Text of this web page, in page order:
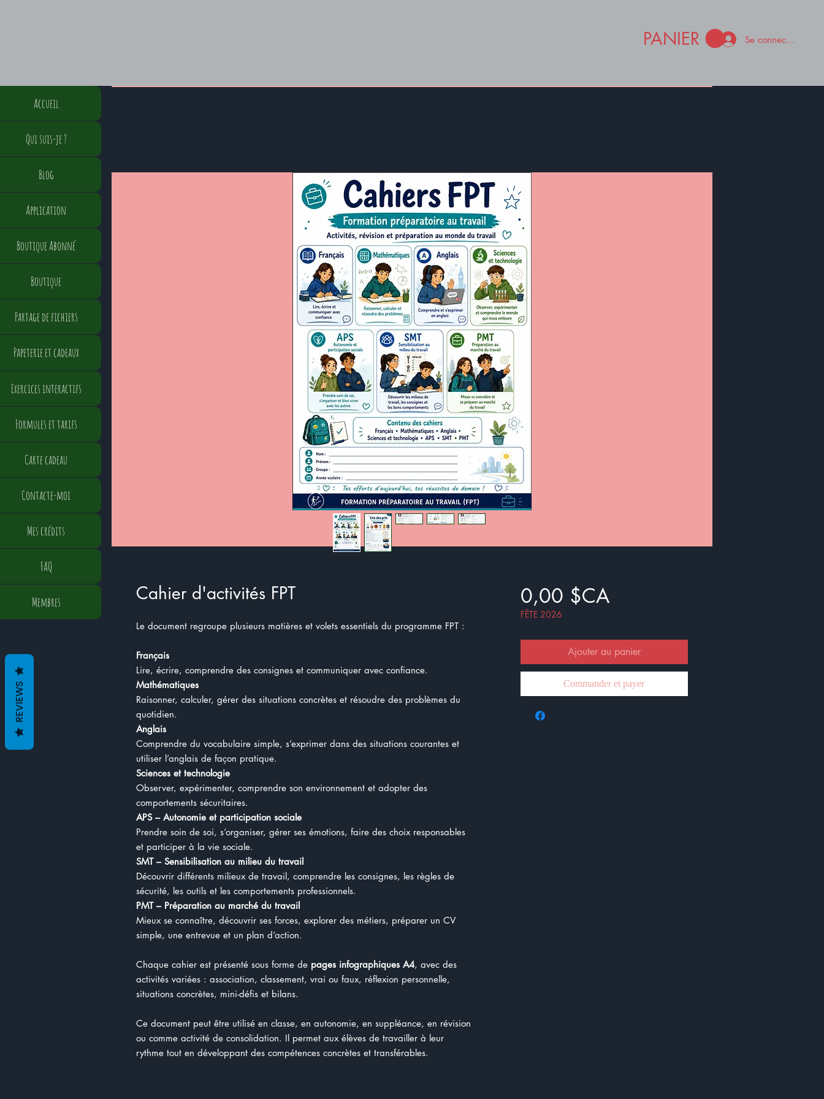
PANIER Se connecter
Cahier d'activités FPT
Le document regroupe plusieurs matières et volets essentiels du programme FPT :
Français
Lire, écrire, comprendre des consignes et communiquer avec confiance.
Mathématiques
Raisonner, calculer, gérer des situations concrètes et résoudre des problèmes du
quotidien.
Anglais
Comprendre du vocabulaire simple, s’exprimer dans des situations courantes et
utiliser l’anglais de façon pratique.
Sciences et technologie
Observer, expérimenter, comprendre son environnement et adopter des
comportements sécuritaires.
APS – Autonomie et participation sociale
Prendre soin de soi, s’organiser, gérer ses émotions, faire des choix responsables
et participer à la vie sociale.
SMT – Sensibilisation au milieu du travail
Découvrir différents milieux de travail, comprendre les consignes, les règles de
sécurité, les outils et les comportements professionnels.
PMT – Préparation au marché du travail
Mieux se connaître, découvrir ses forces, explorer des métiers, préparer un CV
simple, une entrevue et un plan d’action.
Chaque cahier est présenté sous forme de pages infographiques A4, avec des
activités variées : association, classement, vrai ou faux, réflexion personnelle,
situations concrètes, mini-défis et bilans.
Ce document peut être utilisé en classe, en autonomie, en suppléance, en révision
ou comme activité de consolidation. Il permet aux élèves de travailler à leur
rythme tout en développant des compétences concrètes et transférables.
0,00 $CAPrix
FÊTE 2026
Ajouter au panier
Commander et payer
Accueil
Qui suis-je ?
Blog
Application
Boutique Abonné
Boutique
Partage de fichiers
Papeterie et cadeaux
Exercices interactifs
Formules et tarifs
Carte cadeau
Contacte-moi
Mes crédits
FAQ
Membres
REVIEWS